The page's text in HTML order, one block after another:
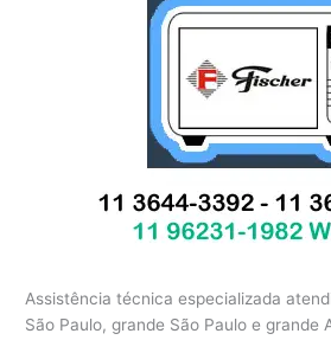
Assistência técnica especializada
São Paulo, grande São Paulo e grande